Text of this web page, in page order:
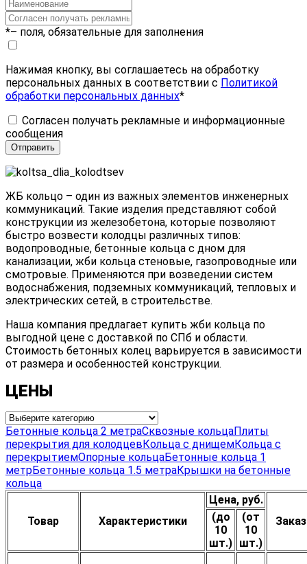
*– поля, обязательные для заполнения
Нажимая кнопку, вы соглашаетесь на обработку
персональных данных в соответствии с Политикой
обработки персональных данных*
Согласен получать рекламные и информационные
сообщения
ЖБ кольцо – один из важных элементов инженерных
коммуникаций. Такие изделия представляют собой
конструкции из железобетона, которые позволяют
быстро возвести колодцы различных типов:
водопроводные, бетонные кольца с дном для
канализации, жби кольца стеновые, газопроводные или
смотровые. Применяются при возведении систем
водоснабжения, подземных коммуникаций, тепловых и
электрических сетей, в строительстве.
Наша компания предлагает купить жби кольца по
выгодной цене с доставкой по СПб и области.
Стоимость бетонных колец варьируется в зависимости
от размера и особенностей конструкции.
ЦЕНЫ
Бетонные кольца 2 метраСквозные кольцаПлиты
перекрытия для колодцевКольца с днищемКольца с
перекрытиемОпорные кольцаБетонные кольца 1
метрБетонные кольца 1.5 метраКрышки на бетонные
кольца
Товар Характеристики
Цена, руб.
Заказ
(до
10
шт.)
(от
10
шт.)